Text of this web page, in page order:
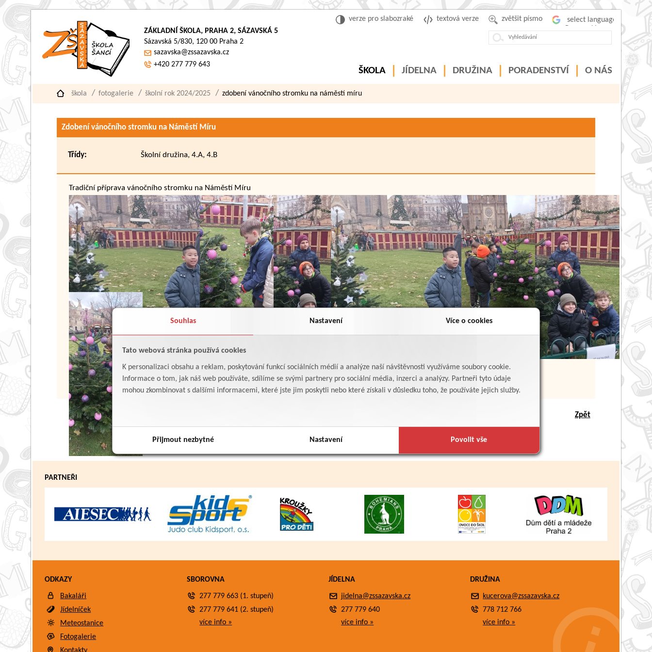
Souhlas Nastavení Více o cookies
Tato webová stránka používá cookies
K personalizaci obsahu a reklam, poskytování funkcí sociálních médií a analýze naší návštěvnosti využíváme soubory cookie.
Informace o tom, jak náš web používáte, sdílíme se svými partnery pro sociální média, inzerci a analýzy. Partneři tyto údaje
mohou zkombinovat s dalšími informacemi, které jste jim poskytli nebo které získali v důsledku toho, že používáte jejich služby.
Přijmout nezbytné Nastavení Povolit vše
zvětšit písmo
textová verze
verze pro slabozraké
ZÁKLADNÍ ŠKOLA, PRAHA 2, SÁZAVSKÁ 5
Sázavská 5/830, 120 00 Praha 2
sazavska@zssazavska.cz
+420 277 779 643
ŠKOLA JÍDELNA DRUŽINA PORADENSTVÍ O NÁS
škola fotogalerie školní rok 2024/2025 zdobení vánočního stromku na náměstí míru
Zdobení vánočního stromku na Náměstí Míru
Třídy: Školní družina, 4.A, 4.B
Tradiční příprava vánočního stromku na Náměstí Míru
Zpět
PARTNEŘI
ODKAZY
Bakaláři
Jídelníček
Meteostanice
Fotogalerie
SBOROVNA
277 779 663 (1. stupeň)
277 779 641 (2. stupeň)
více info »
JÍDELNA
jidelna@zssazavska.cz
277 779 640
více info »
DRUŽINA
kucerova@zssazavska.cz
778 712 766
více info »